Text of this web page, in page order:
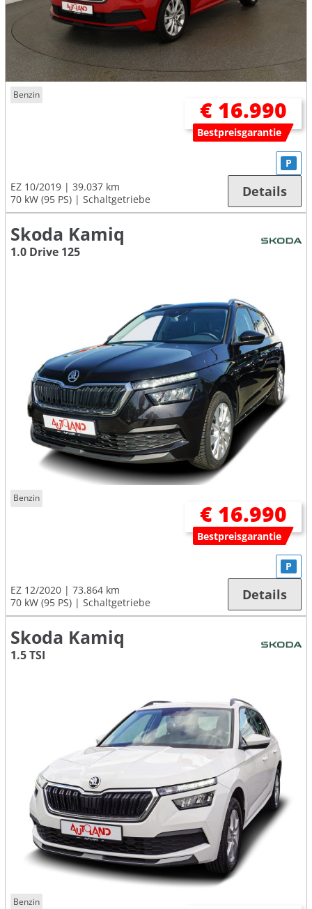
Benzin
€ 16.990
Bestpreisgarantie
EZ 10/2019
39.037 km
70 kW (95 PS)
Schaltgetriebe
P
Details
Skoda Kamiq
1.0 Drive 125
Benzin
€ 16.990
Bestpreisgarantie
EZ 12/2020
73.864 km
70 kW (95 PS)
Schaltgetriebe
P
Details
Skoda Kamiq
1.5 TSI
Benzin